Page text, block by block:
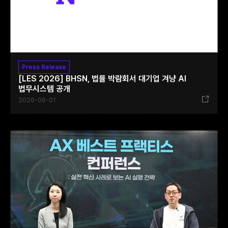
Press Release
[LES 2026] BHSN, 법률 박람회서 대기업 겨냥 AI
법무시스템 공개
2026-06-01